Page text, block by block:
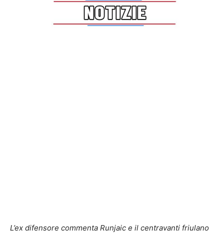
L’ex difensore commenta Runjaic e il centravanti friulano